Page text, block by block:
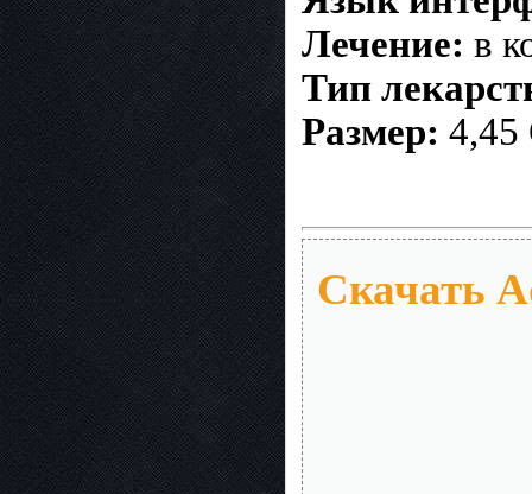
Лечение: в
Тип
Размер: 4,45
Скачать